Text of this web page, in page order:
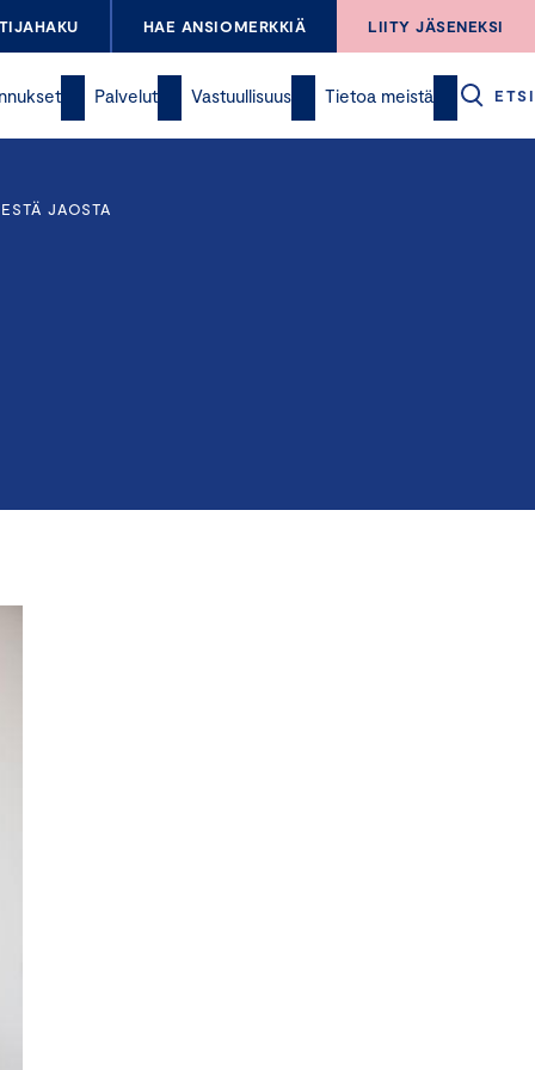
HAE ANSIOMERKKIÄ LIITY JÄSENEKSI
Palvelut Vastuullisuus Tietoa meistä ETSI
JAOSTA